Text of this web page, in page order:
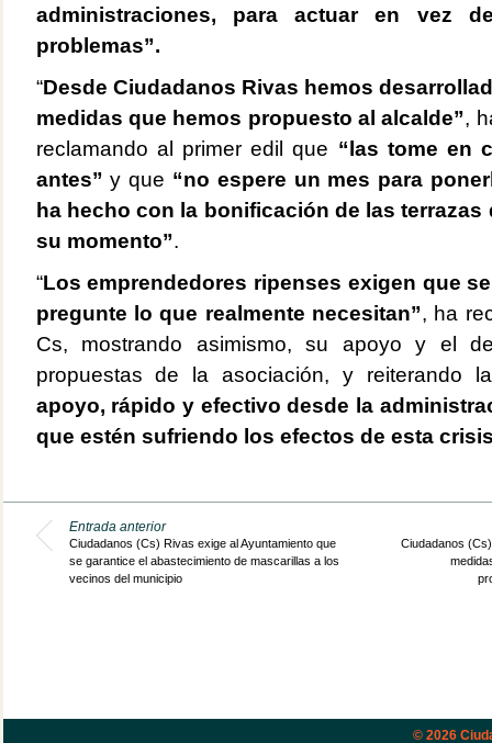
administraciones, para actuar en vez
problemas”.
“Desde Ciudadanos Rivas hemos
medidas que hemos propuesto al alcalde”,
reclamando al primer edil que “las tome en
antes”y que “no espere un mes para
ha hecho con la bonificación de las terrazas
su momento”.
“Los emprendedores ripenses exigen que
pregunte lo que realmente necesitan”, ha
Cs, mostrando asimismo, su apoyo y el
propuestas de la asociación, y reiterando
apoyo, rápido y efectivo desde la
que estén sufriendo los efectos de esta
Entrada anterior
Ciudadanos (Cs) Rivas exige al Ayuntamiento que
se garantice el abastecimiento de mascarillas a los
vecinos del municipio
Ciudadanos
© 2026